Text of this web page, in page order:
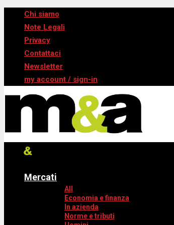
Chi siamo
Note Legali
Privacy
Contattaci
Newsletter
my account / sign-in
Mercati
All
Economia e finanza
In azienda
Norme e tributi